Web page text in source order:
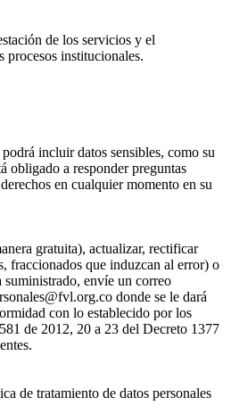
de los servicios y el
procesos institucionales.
incluir datos sensibles, como su
obligado a responder preguntas
en cualquier momento en su
gratuita), actualizar, rectificar
fraccionados que induzcan al error) o
suministrado, envíe un correo
donde se le dará
con lo establecido por los
de 2012, 20 a 23 del Decreto 1377
de tratamiento de datos personales